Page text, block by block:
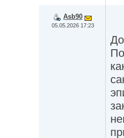
Asb90
05.05.2026 17:23